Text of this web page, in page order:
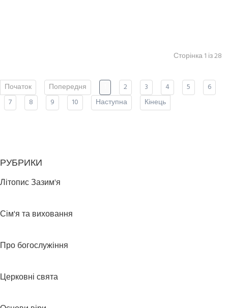
Сторінка 1 із 28
Початок Попередня 2 3 4 5
6
7
8 9 10 Наступна Кінець
РУБРИКИ
Літопис Зазим'я
Сім'я та виховання
Про богослужіння
Церковні свята